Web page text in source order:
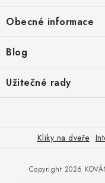
p
a
Obecné informace
OP
Poštovné
Blog
Odolné kliky pro
Visací zámek s kodem -
Užitečné rady
Jak vybrat bezpečnostní
Jak vybrat cylindrickou
Kliky na dveře
Copyright 2026